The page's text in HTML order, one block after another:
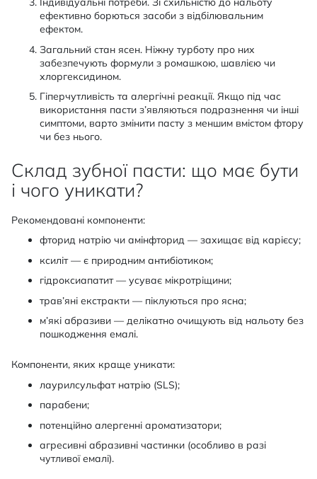
ефективно борються засоби з відбілювальним
ефектом.
Загальний стан ясен. Ніжну турботу про них
забезпечують формули з ромашкою, шавлією чи
хлоргексидином.
Гіперчутливість та алергічні реакції. Якщо під час
використання пасти з’являються подразнення чи інші
симптоми, варто змінити пасту з меншим вмістом фтору
чи без нього.
Склад зубної пасти: що має бути
і чого уникати?
Рекомендовані компоненти:
фторид натрію чи амінфторид — захищає від карієсу;
ксиліт — є природним антибіотиком;
гідроксиапатит — усуває мікротріщини;
трав’яні екстракти — піклуються про ясна;
м’які абразиви — делікатно очищують від нальоту без
пошкодження емалі.
Компоненти, яких краще уникати:
лаурилсульфат натрію (SLS);
парабени;
потенційно алергенні ароматизатори;
агресивні абразивні частинки (особливо в разі
чутливої емалі).